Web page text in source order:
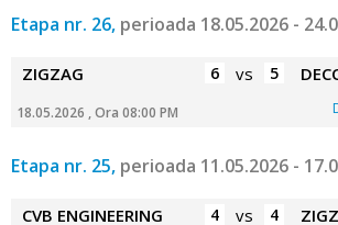
Etapa nr. 26, perioada 18.05.2026 -
ZIGZAG 6 vs 5
18.05.2026 , Ora 08:00 PM
Etapa nr. 25, perioada 11.05.2026 -
CVB ENGINEERING 4 vs 4